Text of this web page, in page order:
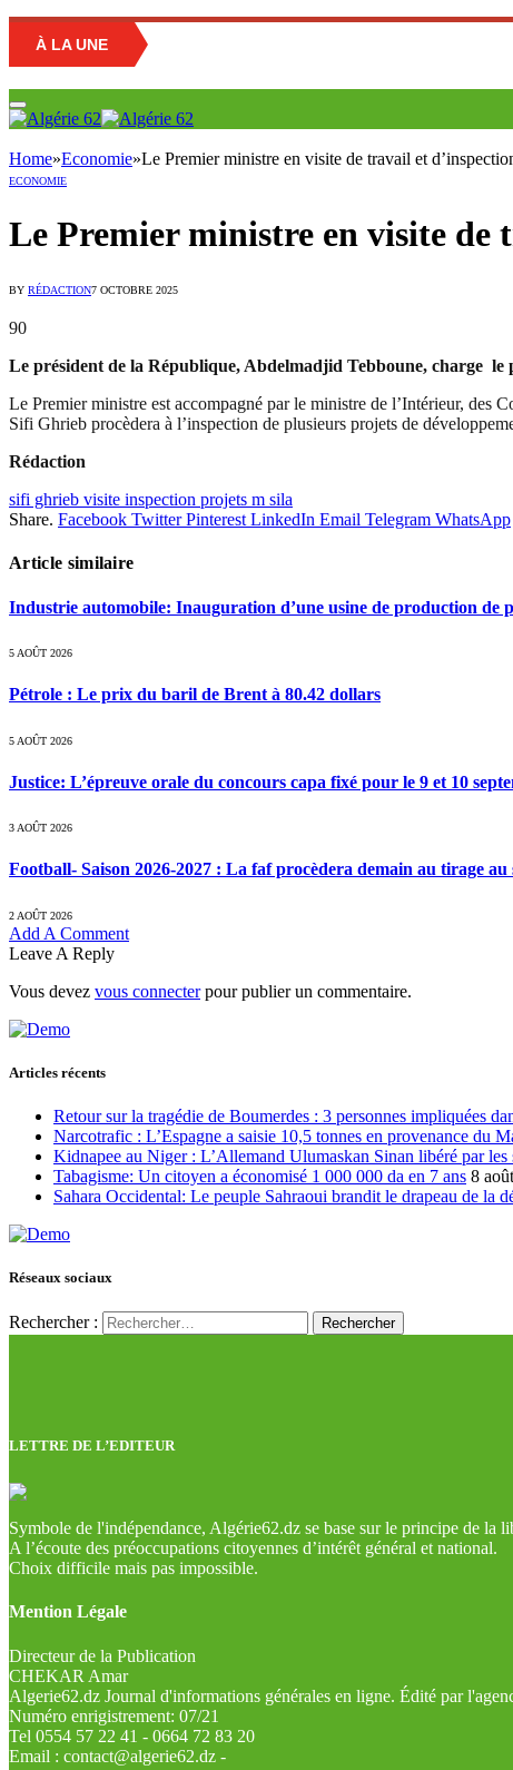
À LA UNE
Home»Economie»Le Premier ministre en visite de travail et
ECONOMIE
Le Premier ministre en visite de
BY RÉDACTION7 OCTOBRE 2025
90
Le président de la République, Abdelmadjid Tebboune, charge le
Le Premier ministre est accompagné par le ministre de l’Intérieur, des
Sifi Ghrieb procèdera à l’inspection de plusieurs projets de
Rédaction
sifi ghrieb visite inspection projets m sila
Share. Facebook Twitter Pinterest LinkedIn Email Telegram WhatsApp
Article similaire
Industrie automobile: Inauguration d’une usine de production de
5 AOÛT 2026
Pétrole : Le prix du baril de Brent à 80.42 dollars
5 AOÛT 2026
Justice: L’épreuve orale du concours capa fixé pour le 9 et 10
3 AOÛT 2026
Football- Saison 2026-2027 : La faf procèdera demain au tirage
2 AOÛT 2026
Add A Comment
Leave A Reply
Vous devez vous connecterpour publier un commentaire.
Articles récents
Retour sur la tragédie de Boumerdes : 3 personnes impliquées
Narcotrafic : L’Espagne a saisie 10,5 tonnes en provenance du
Kidnapee au Niger : L’Allemand Ulumaskan Sinan libéré par les
Tabagisme: Un citoyen a économisé 1 000 000 da en 7 ans 8
Sahara Occidental: Le peuple Sahraoui brandit le drapeau de la
Réseaux sociaux
Rechercher :
LETTRE DE L’EDITEUR
Symbole de l'indépendance, Algérie62.dz se base sur le principe de la
A l’écoute des préoccupations citoyennes d’intérêt général et national.
Choix difficile mais pas impossible.
Mention Légale
Directeur de la Publication
CHEKAR Amar
Algerie62.dz Journal d'informations générales en ligne. Édité par
Numéro enrigistrement: 07/21
Tel 0554 57 22 41 - 0664 72 83 20
Email : contact@algerie62.dz -